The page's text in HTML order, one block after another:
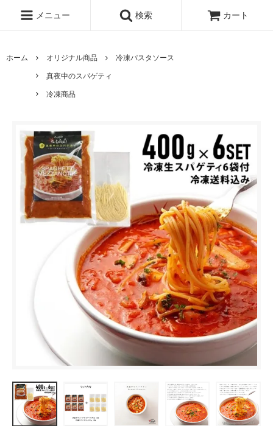
メニュー 検索 カート
ホーム オリジナル商品
冷凍パスタソース
真夜中のスパゲティ
冷凍商品